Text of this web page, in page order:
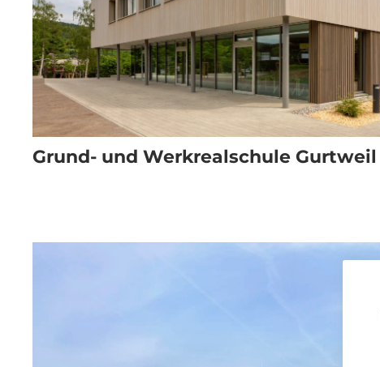
Grund- und Werkrealschule Gurtweil